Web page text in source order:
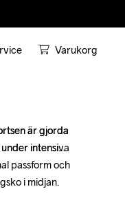
Varukorg
är gjorda
intensiva
passform och
i midjan.
är gjorda
intensiva
passform och
i midjan.